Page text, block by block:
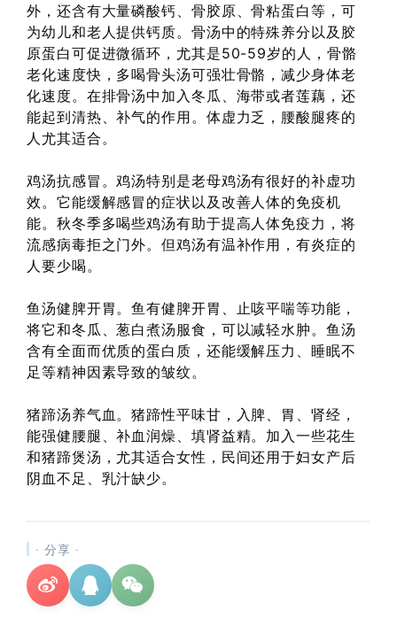
外，还含有大量磷酸钙、骨胶原、骨粘蛋白等，可
为幼儿和老人提供钙质。骨汤中的特殊养分以及胶
原蛋白可促进微循环，尤其是50-59岁的人，骨骼
老化速度快，多喝骨头汤可强壮骨骼，减少身体老
化速度。在排骨汤中加入冬瓜、海带或者莲藕，还
能起到清热、补气的作用。体虚力乏，腰酸腿疼的
人尤其适合。
鸡汤抗感冒。鸡汤特别是老母鸡汤有很好的补虚功
效。它能缓解感冒的症状以及改善人体的免疫机
能。秋冬季多喝些鸡汤有助于提高人体免疫力，将
流感病毒拒之门外。但鸡汤有温补作用，有炎症的
人要少喝。
鱼汤健脾开胃。鱼有健脾开胃、止咳平喘等功能，
将它和冬瓜、葱白煮汤服食，可以减轻水肿。鱼汤
含有全面而优质的蛋白质，还能缓解压力、睡眠不
足等精神因素导致的皱纹。
猪蹄汤养气血。猪蹄性平味甘，入脾、胃、肾经，
能强健腰腿、补血润燥、填肾益精。加入一些花生
和猪蹄煲汤，尤其适合女性，民间还用于妇女产后
阴血不足、乳汁缺少。
· 分享 ·